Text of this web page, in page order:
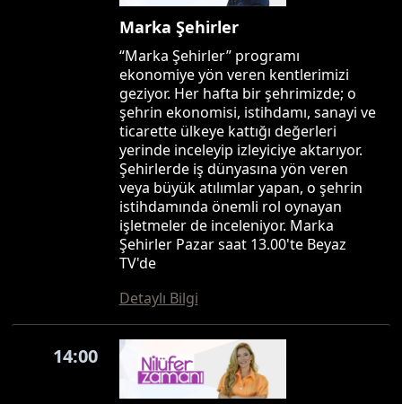
Marka Şehirler
“Marka Şehirler” programı
ekonomiye yön veren kentlerimizi
geziyor. Her hafta bir şehrimizde; o
şehrin ekonomisi, istihdamı, sanayi ve
ticarette ülkeye kattığı değerleri
yerinde inceleyip izleyiciye aktarıyor.
Şehirlerde iş dünyasına yön veren
veya büyük atılımlar yapan, o şehrin
istihdamında önemli rol oynayan
işletmeler de inceleniyor. Marka
Şehirler Pazar saat 13.00'te Beyaz
TV'de
Detaylı Bilgi
14:00